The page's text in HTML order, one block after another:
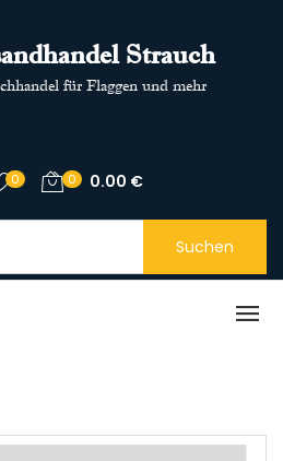
Strauch
für Flaggen und mehr
0 0 0.00 €
Suchen